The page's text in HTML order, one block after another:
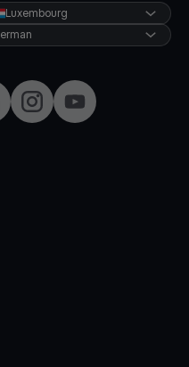
InstagramYouTube
Luxembourg